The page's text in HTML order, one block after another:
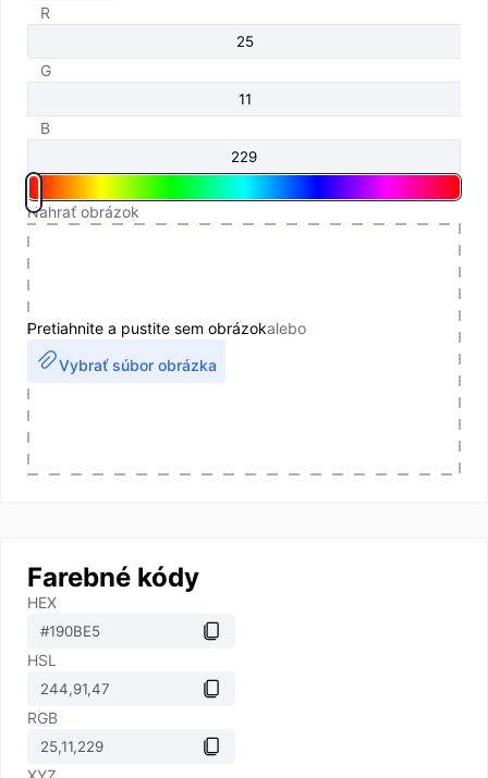
R
G
B
Nahrať obrázok
Pretiahnite a pustite sem obrázokalebo
Vybrať súbor obrázka
Farebné kódy
HEX
HSL
RGB